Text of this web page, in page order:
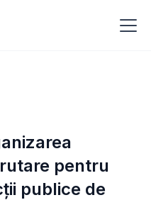
pentru
publice de